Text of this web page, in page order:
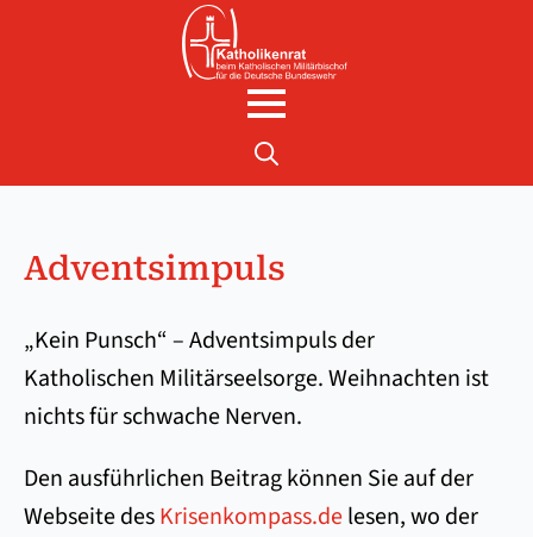
Adventsimpuls
„Kein Punsch“ – Adventsimpuls der
Katholischen Militärseelsorge. Weihnachten ist
nichts für schwache Nerven.
Den ausführlichen Beitrag können Sie auf der
Webseite desKrisenkompass.delesen, wo der